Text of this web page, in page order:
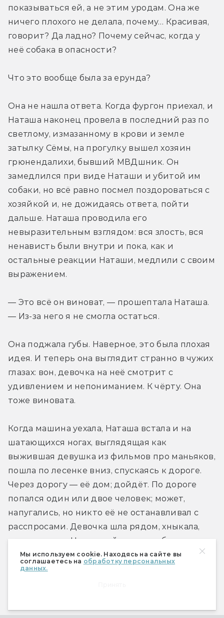
Мы используем cookie. Находясь на сайте вы
соглашаетесь на обработку персональных
данных.
показываться ей, а не этим уродам. Она же
ничего плохого не делала, почему… Красивая,
говорит? Да ладно? Почему сейчас, когда у
неё собака в опасности?
Что это вообще была за ерунда?
Она не нашла ответа. Когда фургон приехал, и
Наташа наконец провела в последний раз по
светлому, измазанному в крови и земле
затылку Сёмы, на прогулку вышел хозяин
грюнендалихи, бывший МВДшник. Он
замедлился при виде Наташи и убитой им
собаки, но всё равно посмел поздороваться с
хозяйкой и, не дожидаясь ответа, пойти
дальше. Наташа проводила его
невыразительным взглядом: вся злость, вся
ненависть были внутри и пока, как и
остальные реакции Наташи, медлили с своим
выражением.
— Это всё он виноват, — прошептала Наташа.
— Из-за него я не смогла остаться.
Она поджала губы. Наверное, это была плохая
идея. И теперь она выглядит странно в чужих
глазах: вон, девочка на неё смотрит с
удивлением и непониманием. К чёрту. Она
тоже виновата.
Когда машина уехала, Наташа встала и на
шатающихся ногах, выглядящая как
выжившая девушка из фильмов про маньяков,
пошла по лесенке вниз, спускаясь к дороге.
Через дорогу — её дом; дойдёт. По дороге
попался один или двое человек; может,
напугались, но никто её не останавливал с
расспросами. Девочка шла рядом, хныкала,
извинялась, а Наташе ей и нечего было
сказать. В итоге перед входом в квартиру
просто отправила её домой и не